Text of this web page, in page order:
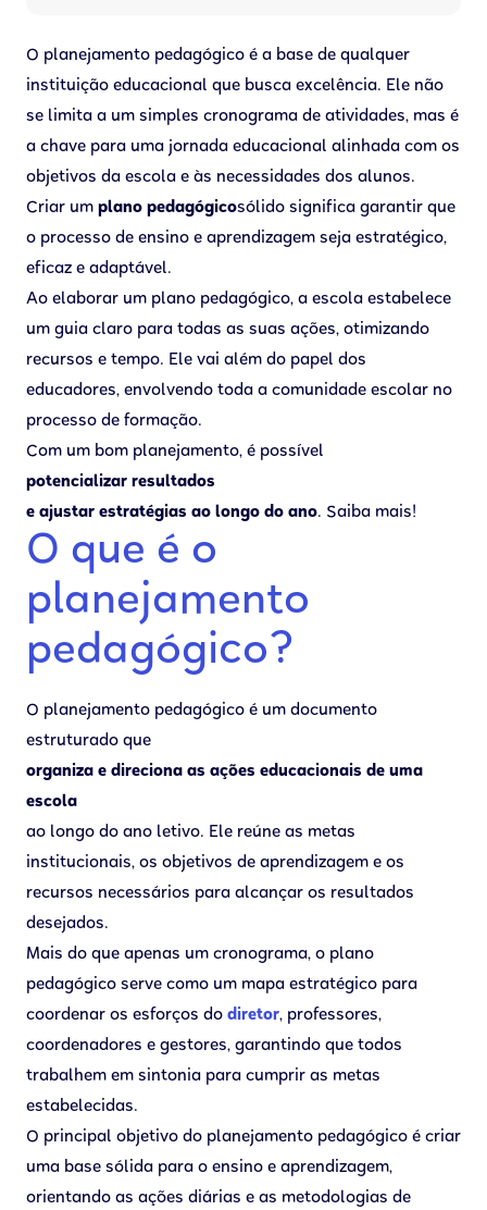
O planejamento pedagógico é a base de qualquer
instituição educacional que busca excelência. Ele não
se limita a um simples cronograma de atividades, mas é
a chave para uma jornada educacional alinhada com os
objetivos da escola e às necessidades dos alunos.
Criar um plano pedagógicosólido significa garantir que
o processo de ensino e aprendizagem seja estratégico,
eficaz e adaptável.
Ao elaborar um plano pedagógico, a escola estabelece
um guia claro para todas as suas ações, otimizando
recursos e tempo. Ele vai além do papel dos
educadores, envolvendo toda a comunidade escolar no
processo de formação.
Com um bom planejamento, é possível
potencializar resultados
e ajustar estratégias ao longo do ano. Saiba mais!
O que é o
planejamento
pedagógico?
O planejamento pedagógico é um documento
estruturado que
organiza e direciona as ações educacionais de uma
escola
ao longo do ano letivo. Ele reúne as metas
institucionais, os objetivos de aprendizagem e os
recursos necessários para alcançar os resultados
desejados.
Mais do que apenas um cronograma, o plano
pedagógico serve como um mapa estratégico para
coordenar os esforços do diretor, professores,
coordenadores e gestores, garantindo que todos
trabalhem em sintonia para cumprir as metas
estabelecidas.
O principal objetivo do planejamento pedagógico é criar
uma base sólida para o ensino e aprendizagem,
orientando as ações diárias e as metodologias de